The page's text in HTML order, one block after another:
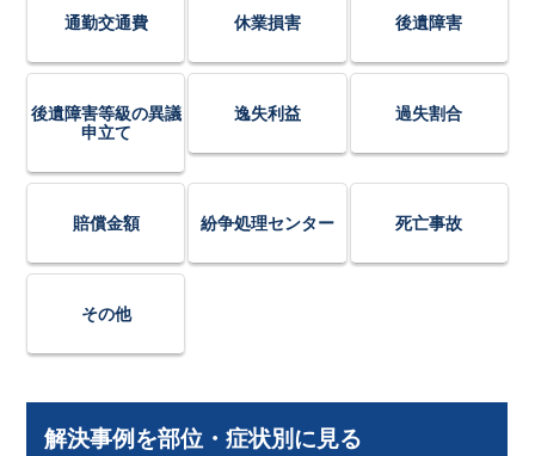
通勤交通費 休業損害 後遺障害
後遺障害等級の異議
申立て
逸失利益 過失割合
賠償金額 紛争処理センター 死亡事故
その他
解決事例を部位・症状別に見る